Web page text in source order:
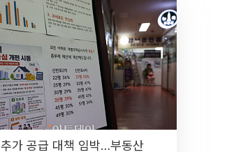
추가 공급 대책 임박…부동산